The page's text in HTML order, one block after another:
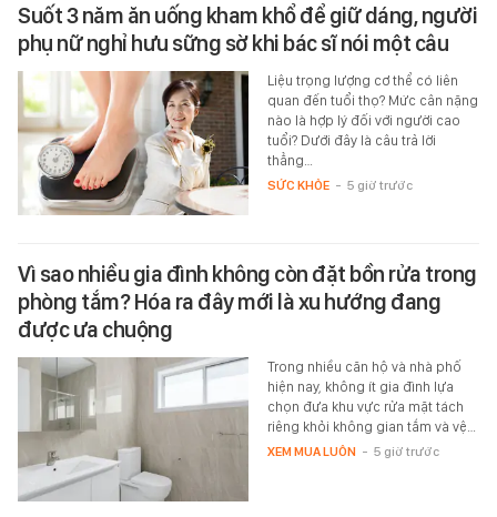
Suốt 3 năm ăn uống kham khổ để giữ dáng, người
phụ nữ nghỉ hưu sững sờ khi bác sĩ nói một câu
Liệu trọng lượng cơ thể có liên
quan đến tuổi thọ? Mức cân nặng
nào là hợp lý đối với người cao
tuổi? Dưới đây là câu trả lời
thẳng…
SỨC KHỎE - 5 giờ trước
Vì sao nhiều gia đình không còn đặt bồn rửa trong
phòng tắm? Hóa ra đây mới là xu hướng đang
được ưa chuộng
Trong nhiều căn hộ và nhà phố
hiện nay, không ít gia đình lựa
chọn đưa khu vực rửa mặt tách
riêng khỏi không gian tắm và vệ…
XEM MUA LUÔN - 5 giờ trước